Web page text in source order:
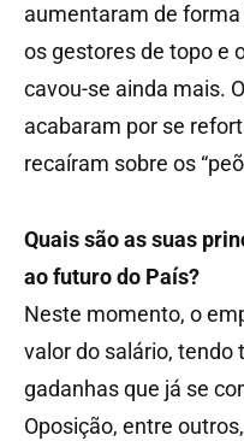
aumentaram de
os gestores de topo e
cavou-se ainda mais.
acabaram por se
recaíram sobre os
Quais são as suas
ao futuro do País?
Neste momento, o
valor do salário, tendo
gadanhas que já se
Oposição, entre